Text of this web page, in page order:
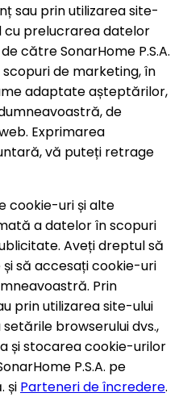
sau prin utilizarea site-
cu prelucrarea datelor
către SonarHome P.S.A.
scopuri de marketing, în
adaptate așteptărilor,
de
Exprimarea
vă puteți retrage
cookie-uri și alte
a datelor în scopuri
Aveți dreptul să
să accesați cookie-uri
Prin
prin utilizarea site-ului
browserului dvs.,
și stocarea cookie-urilor
P.S.A. pe
și Parteneri de încredere.